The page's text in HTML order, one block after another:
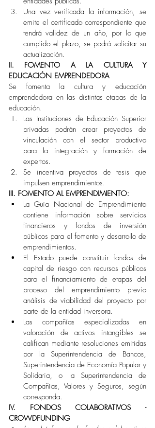
Una vez verificada la información, se
emite el certificado correspondiente que
tendrá validez de un año, por lo que
cumplido el plazo, se podrá solicitar su
actualización.
II. FOMENTO A LA CULTURA Y
EDUCACIÓN EMPRENDEDORA
Se fomenta la cultura y educación
emprendedora en las distintas etapas de la
educación.
Las Instituciones de Educación Superior
privadas podrán crear proyectos de
vinculación con el sector productivo
para la integración y formación de
expertos.
Se incentiva proyectos de tesis que
impulsen emprendimientos.
III. FOMENTO AL EMPRENDIMIENTO:
La Guía Nacional de Emprendimiento
contiene información sobre servicios
financieros y fondos de inversión
públicos para el fomento y desarrollo de
emprendimientos.
El Estado puede constituir fondos de
capital de riesgo con recursos públicos
para el financiamiento de etapas del
proceso del emprendimiento previo
análisis de viabilidad del proyecto por
parte de la entidad inversora.
Las compañías especializadas en
valoración de activos intangibles se
califican mediante resoluciones emitidas
por la Superintendencia de Bancos,
Superintendencia de Economía Popular y
Solidaria, o la Superintendencia de
Compañías, Valores y Seguros, según
corresponda.
IV. FONDOS COLABORATIVOS -
CROWDFUNDING